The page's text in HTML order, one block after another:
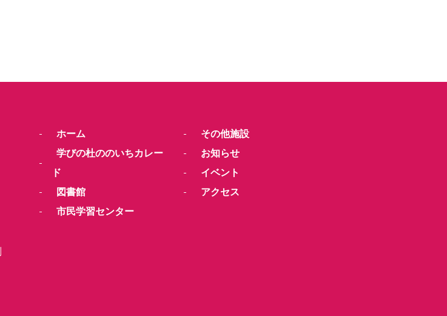
ホーム
学びの杜ののいちカレー
ド
図書館
市民学習センター
その他施設
お知らせ
イベント
アクセス